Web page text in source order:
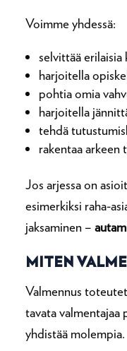
Voimme yhdessä:
selvittää
harjoitella
pohtia omia
harjoitella
tehdä
rakentaa
Jos arjessa on
esimerkiksi raha-
jaksaminen –
MITEN
Valmennus
tavata valmentajaa
yhdistää molempia.